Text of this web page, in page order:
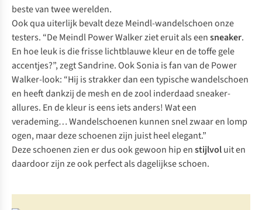
beste van twee werelden.
Ook qua uiterlijk bevalt deze Meindl-wandelschoen onze
testers. “De Meindl Power Walker ziet eruit als eensneaker.
En hoe leuk is die frisse lichtblauwe kleur en de toffe gele
accentjes?”, zegt Sandrine. Ook Sonia is fan van de Power
Walker-look: “Hij is strakker dan een typische wandelschoen
en heeft dankzij de mesh en de zool inderdaad sneaker-
allures. En de kleur is eens iets anders! Wat een
verademing… Wandelschoenen kunnen snel zwaar en lomp
ogen, maar deze schoenen zijn juist heel elegant.”
Deze schoenen zien er dus ook gewoon hip enstijlvoluit en
daardoor zijn ze ook perfect als dagelijkse schoen.